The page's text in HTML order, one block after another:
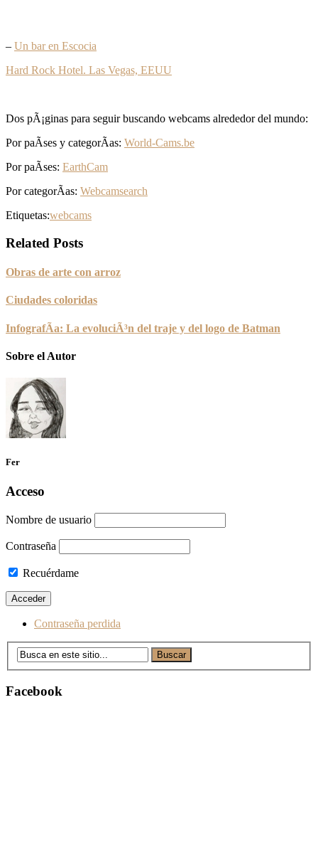
– Un bar en Escocia
Hard Rock Hotel. Las Vegas, EEUU
Dos pÃ¡ginas para seguir buscando webcams alrededor del mundo:
Por paÃ­ses y categorÃ­as: World-Cams.be
Por paÃ­ses: EarthCam
Por categorÃ­as: Webcamsearch
Etiquetas:webcams
Related Posts
Obras de arte con arroz
Ciudades coloridas
InfografÃ­a: La evoluciÃ³n del traje y del logo de Batman
Sobre el Autor
Fer
Acceso
Nombre de usuario
Contraseña
Recuérdame
Contraseña perdida
Facebook